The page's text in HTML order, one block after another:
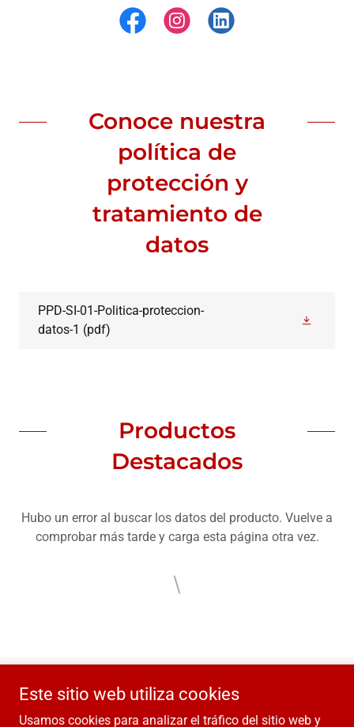
Conoce nuestra
política de
protección y
tratamiento de
datos
PPD-SI-01-Politica-proteccion-
datos-1 (pdf)
Productos
Destacados
Hubo un error al buscar los datos del producto. Vuelve a
comprobar más tarde y carga esta página otra vez.
Copyright © 2024 UMACO - Todos los derechos reservados.
Este sitio web utiliza cookies
Usamos cookies para analizar el tráfico del sitio web y